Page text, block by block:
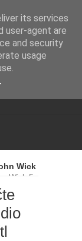
Wick
Wick 5:
Ten
its services
user-agent are
and security
usage